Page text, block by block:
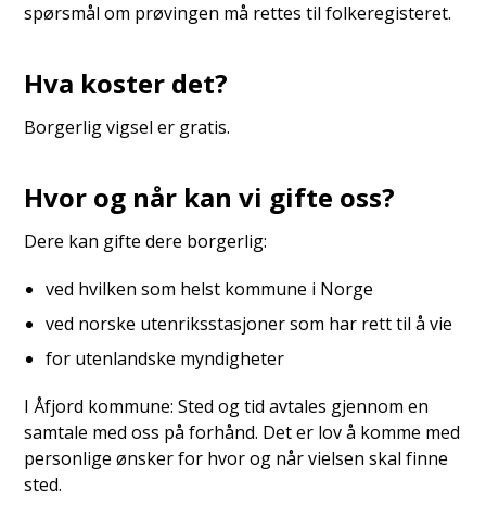
spørsmål om prøvingen må rettes til folkeregisteret.
Hva koster det?
Borgerlig vigsel er gratis.
Hvor og når kan vi gifte oss?
Dere kan gifte dere borgerlig:
ved hvilken som helst kommune i Norge
ved norske utenriksstasjoner som har rett til å vie
for utenlandske myndigheter
I Åfjord kommune: Sted og tid avtales gjennom en
samtale med oss på forhånd. Det er lov å komme med
personlige ønsker for hvor og når vielsen skal finne
sted.